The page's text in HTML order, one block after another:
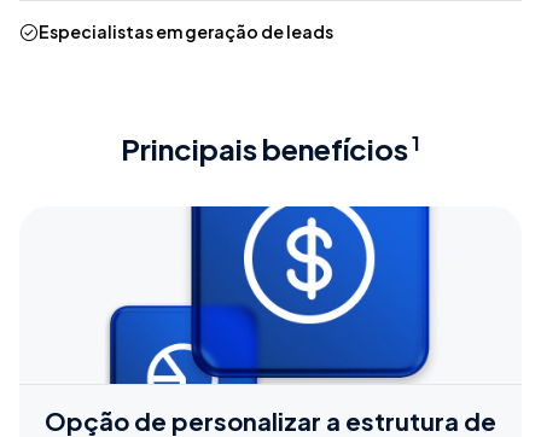
Especialistas em geração de leads
Principais benefícios1
Opção de personalizar a estrutura de